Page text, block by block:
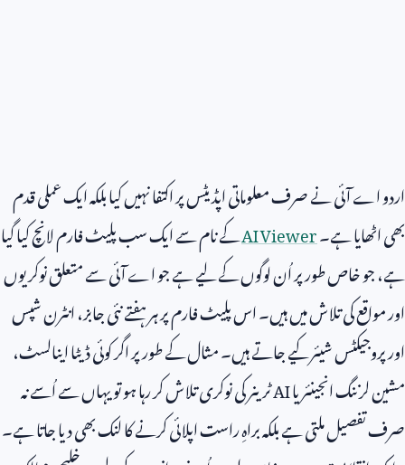
اردو اے آئی نے صرف معلوماتی اپڈیٹس پر اکتفا نہیں کیا بلکہ ایک عملی قدم
بھی اٹھایا ہے۔AI Viewerکے نام سے ایک سب پلیٹ فارم لانچ کیا گیا
ہے، جو خاص طور پر اُن لوگوں کے لیے ہے جو اے آئی سے متعلق نوکریوں
اور مواقع کی تلاش میں ہیں۔ اس پلیٹ فارم پر ہر ہفتے نئی جابز، انٹرن شپس
اور پروجیکٹس شیئر کیے جاتے ہیں۔ مثال کے طور پر اگر کوئی ڈیٹا اینالسٹ،
مشین لرننگ انجینئر یاAIٹرینر کی نوکری تلاش کر رہا ہو تو یہاں سے اُسے نہ
صرف تفصیل ملتی ہے بلکہ براہِ راست اپلائی کرنے کا لنک بھی دیا جاتا ہے۔